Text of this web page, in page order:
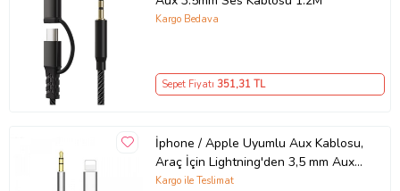
Kargo Bedava
Sepet Fiyatı 351,31 TL
İphone / Apple Uyumlu Aux Kablosu,
Araç İçin Lightning'den 3,5 mm Aux
Ses Kablosu 1 M.
Kargo ile Teslimat